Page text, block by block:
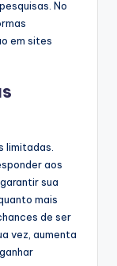
No
em sites
limitadas.
aos
sua
mais
de ser
vez, aumenta